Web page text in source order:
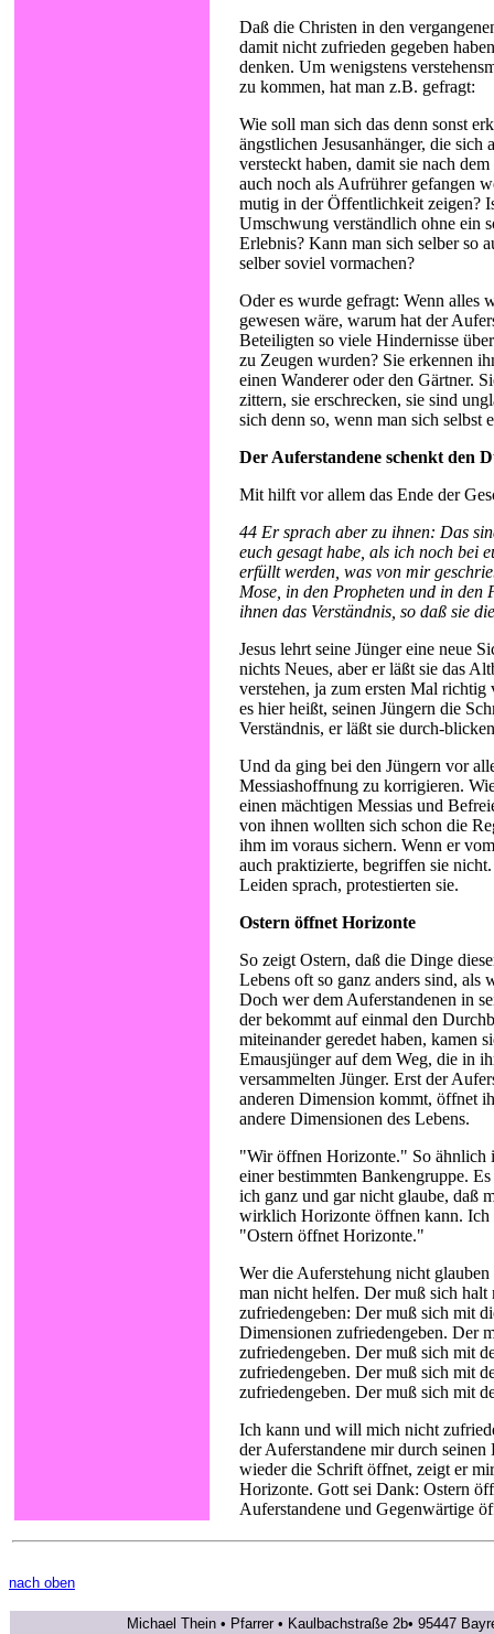
Daß die Christen in den
damit nicht zufrieden gegeben
denken. Um wenigstens
zu kommen, hat man z.B. gefragt:
Wie soll man sich das denn sonst
ängstlichen Jesusanhänger, die sich
versteckt haben, damit sie nach
auch noch als Aufrührer gefangen
mutig in der Öffentlichkeit zeigen?
Umschwung verständlich ohne ein
Erlebnis? Kann man sich selber so
selber soviel vormachen?
Oder es wurde gefragt: Wenn alles
gewesen wäre, warum hat der
Beteiligten so viele Hindernisse
zu Zeugen wurden? Sie erkennen
einen Wanderer oder den Gärtner.
zittern, sie erschrecken, sie sind
sich denn so, wenn man sich selbst
Der Auferstandene schenkt den
Mit hilft vor allem das Ende der
44 Er sprach aber zu ihnen: Das
euch gesagt habe, als ich noch bei
erfüllt werden, was von mir
Mose, in den Propheten und in den
ihnen das Verständnis, so daß sie
Jesus lehrt seine Jünger eine neue
nichts Neues, aber er läßt sie das
verstehen, ja zum ersten Mal
es hier heißt, seinen Jüngern die
Verständnis, er läßt sie durch-
Und da ging bei den Jüngern vor
Messiashoffnung zu korrigieren.
einen mächtigen Messias und
von ihnen wollten sich schon die
ihm im voraus sichern. Wenn er
auch praktizierte, begriffen sie
Leiden sprach, protestierten sie.
Ostern öffnet Horizonte
So zeigt Ostern, daß die Dinge
Lebens oft so ganz anders sind, als
Doch wer dem Auferstandenen in
der bekommt auf einmal den
miteinander geredet haben, kamen
Emausjünger auf dem Weg, die in
versammelten Jünger. Erst der
anderen Dimension kommt, öffnet
andere Dimensionen des Lebens.
"Wir öffnen Horizonte." So ähnlich
einer bestimmten Bankengruppe.
ich ganz und gar nicht glaube, daß
wirklich Horizonte öffnen kann. Ich
"Ostern öffnet Horizonte."
Wer die Auferstehung nicht
man nicht helfen. Der muß sich halt
zufriedengeben: Der muß sich mit
Dimensionen zufriedengeben. Der
zufriedengeben. Der muß sich mit
zufriedengeben. Der muß sich mit
zufriedengeben. Der muß sich mit
Ich kann und will mich nicht
der Auferstandene mir durch
wieder die Schrift öffnet, zeigt er
Horizonte. Gott sei Dank: Ostern
Auferstandene und Gegenwärtige
nach oben
Michael Thein • Pfarrer • Kaulbachstraße 2b• 95447